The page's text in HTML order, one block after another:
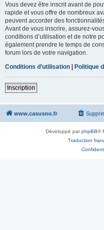
Vous devez être inscrit avant de
rapide et vous offre de nombreux
peuvent accorder des
Avant de vous inscrire, assurez-
conditions d’utilisation et de notre
également prendre le temps de
forum lors de votre navigation.
Conditions d’utilisation | Politique
Inscription
www.casusno.fr
Développé parphpBB®
Traduction